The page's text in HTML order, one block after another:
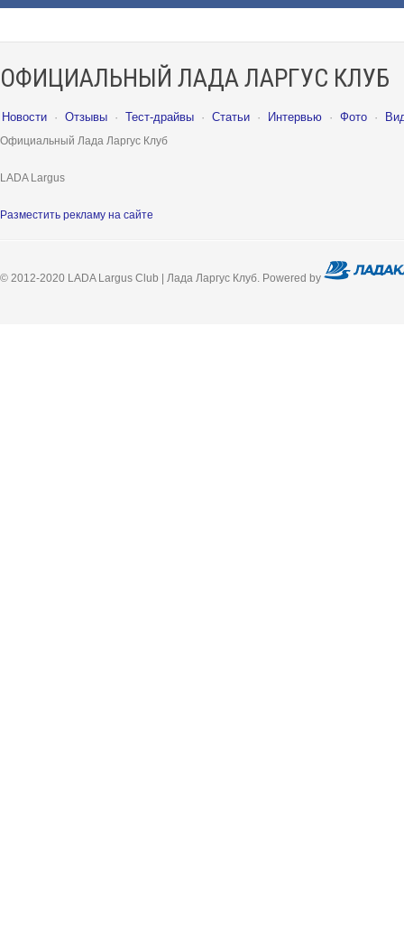
ОФИЦИАЛЬНЫЙ ЛАДА ЛАРГУС КЛУБ
Новости · Отзывы · Тест-драйвы · Статьи · Интервью · Фото ·
Официальный Лада Ларгус Клуб
LADA Largus
Разместить рекламу на сайте
© 2012-2020 LADA Largus Club | Лада Ларгус Клуб. Powered by